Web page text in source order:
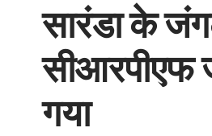
सारंडा के
सीआरपीएफ
गया